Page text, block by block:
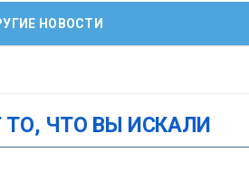
НОВОСТИ
ТО, ЧТО ВЫ ИСКАЛИ